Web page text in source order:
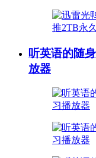
听英语的随
放器